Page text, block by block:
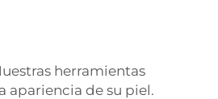
herramientas
apariencia de su piel.